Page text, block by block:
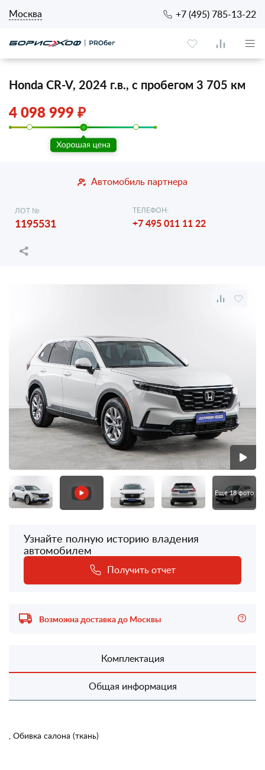
Москва +7 (495) 785-13-22
Honda CR-V, 2024 г.в., с пробегом 3 705 км
4 098 999 ₽
Автомобиль партнера
ЛОТ №
1195531
ТЕЛЕФОН:
+7 495 011 11 22
Еще 18 фото
Узнайте полную историю владения
автомобилем
Получить отчет
Возможна доставка до Москвы
Комплектация
Общая информация
, Обивка салона (ткань)